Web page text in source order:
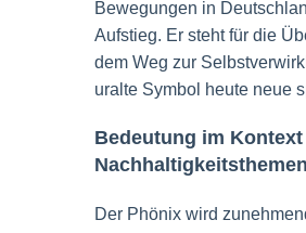
Bewegungen in
Aufstieg. Er steht für die
dem Weg zur
uralte Symbol heute neue
Bedeutung im
Nachhaltigkeitsthemen
Der Phönix wird